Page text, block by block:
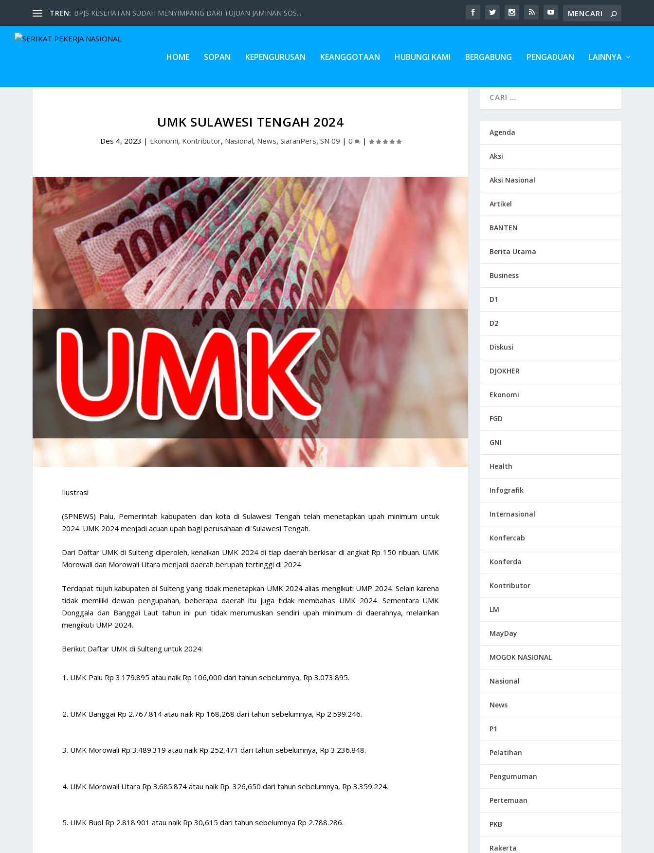
TREN: BPJS KESEHATAN SUDAH MENYIMPANG DARI TUJUAN JAMINAN SOS...
HOME SOPAN KEPENGURUSAN KEANGGOTAAN HUBUNGI KAMI BERGABUNG PENGADUAN LAINNYA
UMK SULAWESI TENGAH 2024
Des 4, 2023 | Ekonomi, Kontributor, Nasional, News, SiaranPers, SN 09 | 0 |
Ilustrasi
(SPNEWS) Palu, Pemerintah kabupaten dan kota di Sulawesi Tengah telah menetapkan upah minimum untuk
2024. UMK 2024 menjadi acuan upah bagi perusahaan di Sulawesi Tengah.
Dari Daftar UMK di Sulteng diperoleh, kenaikan UMK 2024 di tiap daerah berkisar di angkat Rp 150 ribuan. UMK
Morowali dan Morowali Utara menjadi daerah berupah tertinggi di 2024.
Terdapat tujuh kabupaten di Sulteng yang tidak menetapkan UMK 2024 alias mengikuti UMP 2024. Selain karena
tidak memiliki dewan pengupahan, beberapa daerah itu juga tidak membahas UMK 2024. Sementara UMK
Donggala dan Banggai Laut tahun ini pun tidak merumuskan sendiri upah minimum di daerahnya, melainkan
mengikuti UMP 2024.
Berikut Daftar UMK di Sulteng untuk 2024:
UMK Palu Rp 3.179.895 atau naik Rp 106,000 dari tahun sebelumnya, Rp 3.073.895.
UMK Banggai Rp 2.767.814 atau naik Rp 168,268 dari tahun sebelumnya, Rp 2.599.246.
UMK Morowali Rp 3.489.319 atau naik Rp 252,471 dari tahun sebelumnya, Rp 3.236.848.
UMK Morowali Utara Rp 3.685.874 atau naik Rp. 326,650 dari tahun sebelumnya, Rp 3.359.224.
UMK Buol Rp 2.818.901 atau naik Rp 30,615 dari tahun sebelumnya Rp 2.788.286.
Agenda
Aksi
Aksi Nasional
Artikel
BANTEN
Berita Utama
Business
D1
D2
Diskusi
DJOKHER
Ekonomi
FGD
GNI
Health
Infografik
Internasional
Konfercab
Konferda
Kontributor
LM
MayDay
MOGOK NASIONAL
Nasional
News
P1
Pelatihan
Pengumuman
Pertemuan
PKB
Rakerta